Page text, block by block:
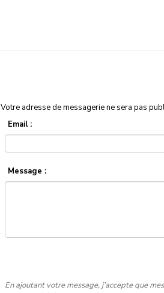
Votre adresse de messagerie ne sera pas
Email :
Message :
En ajoutant votre message, j’accepte que